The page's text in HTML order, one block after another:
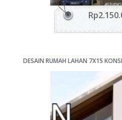
DESAIN RUMAH LAHAN 7X15